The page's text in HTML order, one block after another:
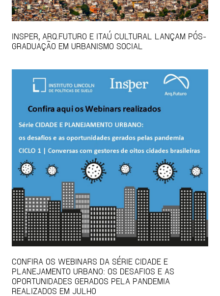
INSPER, ARQ.FUTURO E ITAÚ CULTURAL LANÇAM PÓS-
GRADUAÇÃO EM URBANISMO SOCIAL
CONFIRA OS WEBINARS DA SÉRIE CIDADE E
PLANEJAMENTO URBANO: OS DESAFIOS E AS
OPORTUNIDADES GERADOS PELA PANDEMIA
REALIZADOS EM JULHO